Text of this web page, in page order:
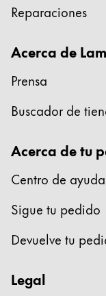
Reparaciones
Acerca de
Prensa
Buscador de
Acerca de tu
Centro de ayuda
Sigue tu pedido
Devuelve tu
Legal